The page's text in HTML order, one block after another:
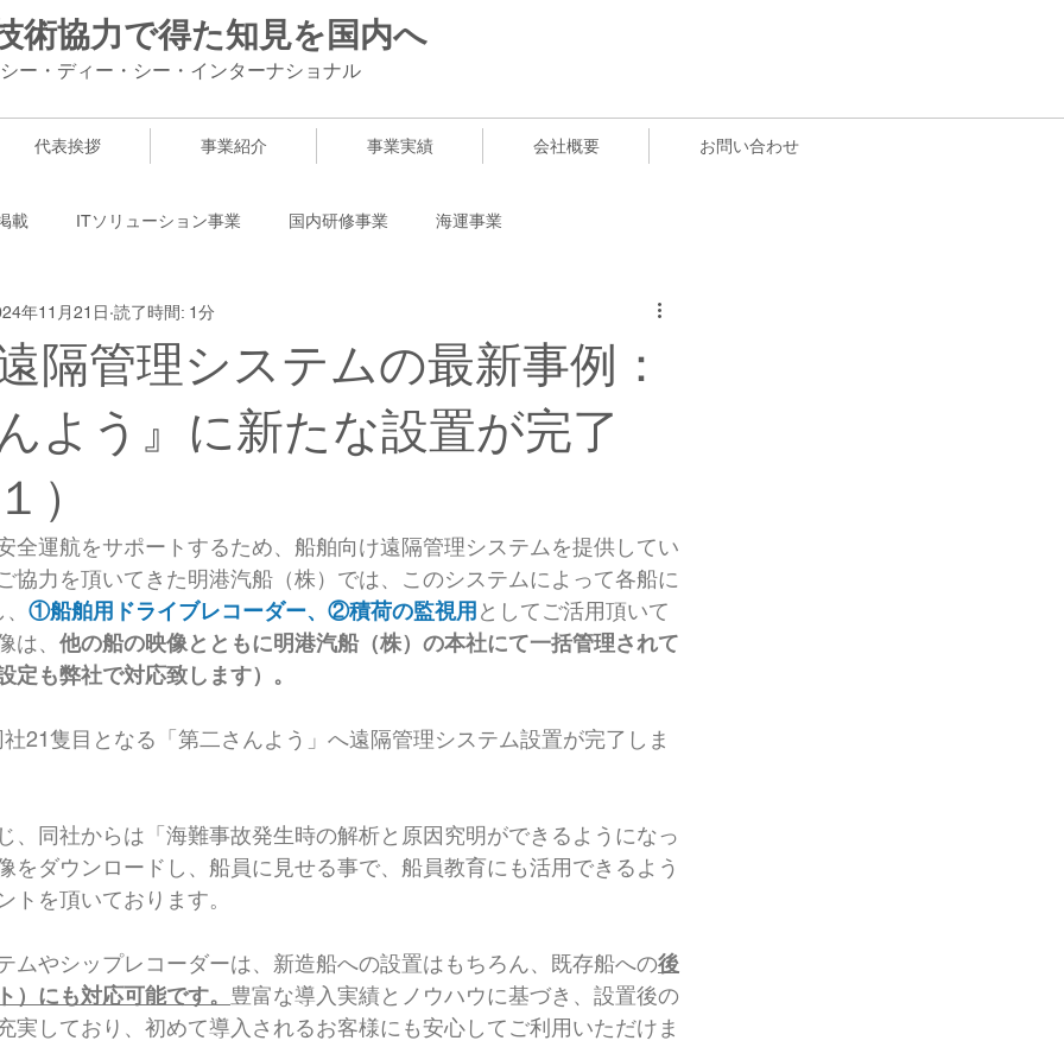
術協力で得た知見を国内へ
ー・ディー・シー・インターナショナル
代表挨拶 事業紹介 事業実績 会社概要 お問い合わせ
載 ITソリューション事業 国内研修事業 海運事業
隔管理システムの最新事例：
よう』に新たな設置が完了
）
年11月21日 読了時間: 1分
全運航をサポートするため、船舶向け遠隔管理システムを提供してい
協力を頂いてきた明港汽船（株）では、このシステムによって各船に
①船舶用ドライブレコーダー、②積荷の監視用 としてご活用頂いて
は、 他の船の映像とともに明港汽船（株）の本社にて一括管理されて
定も弊社で対応致します）。
21隻目となる「第二さんよう」へ遠隔管理システム設置が完了しま
、同社からは「海難事故発生時の解析と原因究明ができるようになっ
をダウンロードし、船員に見せる事で、船員教育にも活用できるよう
トを頂いております。
ムやシップレコーダーは、新造船への設置はもちろん、既存船への後
）にも対応可能です。 豊富な導入実績とノウハウに基づき、設置後の
実しており、初めて導入されるお客様にも安心してご利用いただけま